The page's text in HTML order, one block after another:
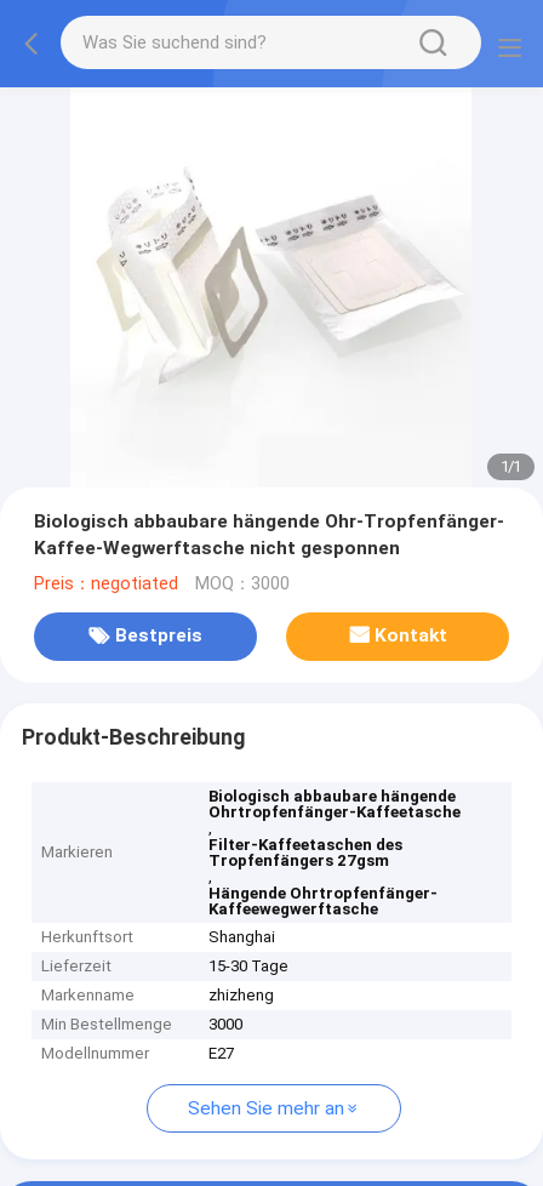
1/1
Biologisch abbaubare hängende Ohr-Tropfenfänger-
Kaffee-Wegwerftasche nicht gesponnen
Preis：negotiated MOQ：3000
Bestpreis Kontakt
Produkt-Beschreibung
Markieren
Biologisch abbaubare hängende
Ohrtropfenfänger-Kaffeetasche
,
Filter-Kaffeetaschen des
Tropfenfängers 27gsm
,
Hängende Ohrtropfenfänger-
Kaffeewegwerftasche
Herkunftsort
Shanghai
Lieferzeit
15-30 Tage
Markenname
zhizheng
Min Bestellmenge
3000
Modellnummer
E27
Sehen Sie mehr an